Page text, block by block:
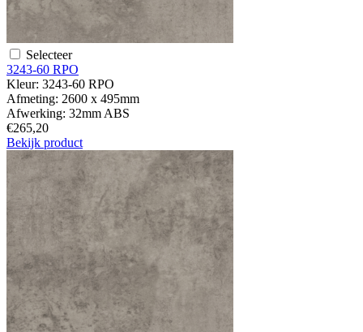
Selecteer
3243-60 RPO
Kleur: 3243-60 RPO
Afmeting: 2600 x 495mm
Afwerking: 32mm ABS
€265,20
Bekijk product